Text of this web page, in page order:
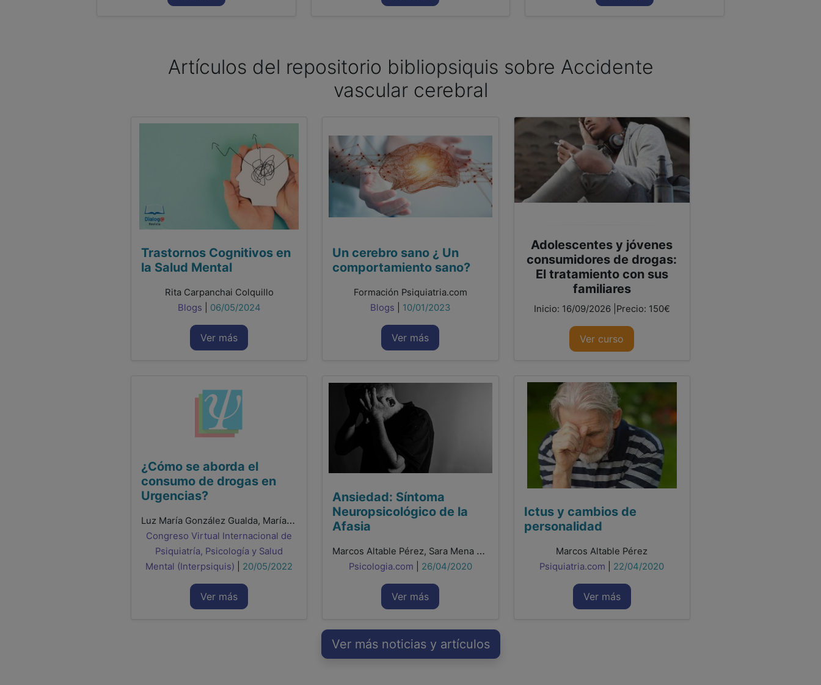
Artículos del repositorio bibliopsiquis sobre Accidente
vascular cerebral
Trastornos Cognitivos en
la Salud Mental
Rita Carpanchai Colquillo
Blogs
06/05/2024
Ver más
Un cerebro sano ¿ Un
comportamiento sano?
Formación Psiquiatria.com
Blogs
10/01/2023
Ver más
Adolescentes y jóvenes
consumidores de drogas:
El tratamiento con sus
familiares
Inicio: 16/09/2026 |Precio: 150€
Ver curso
¿Cómo se aborda el
consumo de drogas en
Urgencias?
Luz María González Gualda, María de los Dolores Sánchez García , Rocío Sáez Povedano, Miguel Barberán Navalón, Patricia Fernández Sotos, Rosa María Sánchez Bañón
Congreso Virtual Internacional de
Psiquiatría, Psicología y Salud
Mental (Interpsiquis)
20/05/2022
Ver más
Ansiedad: Síntoma
Neuropsicológico de la
Afasia
Marcos Altable Pérez, Sara Mena Gavira
Psicologia.com 26/04/2020
Ver más
Ictus y cambios de
personalidad
Marcos Altable Pérez
Psiquiatria.com
22/04/2020
Ver más
Ver más noticias y artículos